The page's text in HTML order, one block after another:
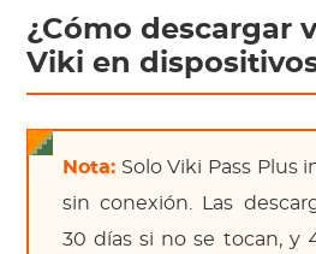
¿Cómo descargar
Viki en
Nota: Solo Viki Pass Plus
sin conexión. Las
30 días si no se tocan, y